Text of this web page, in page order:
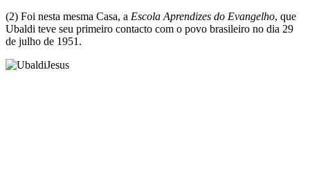
(2) Foi nesta mesma Casa, a Escola Aprendizes do Evangelho, que
Ubaldi teve seu primeiro contacto com o povo brasileiro no dia 29
de julho de 1951.